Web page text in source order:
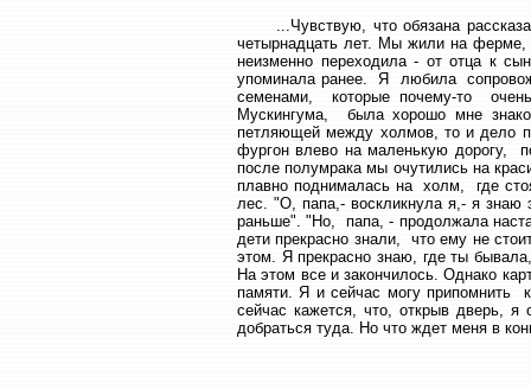
...Чувствую, что обязана
четырнадцать лет. Мы жили на ферме,
неизменно переходила - от отца к
упоминала ранее. Я любила
семенами, которые почему-то
Мускингума, была хорошо мне
петляющей между холмов, то и дело
фургон влево на маленькую дорогу,
после полумрака мы очутились на
плавно поднималась на холм, где
лес. "О, папа,- воскликнула я,- я знаю
раньше". "Но, папа, - продолжала
дети прекрасно знали, что ему не
этом. Я прекрасно знаю, где ты
На этом все и закончилось. Однако
памяти. Я и сейчас могу
сейчас кажется, что, открыв дверь,
добраться туда. Но что ждет меня в